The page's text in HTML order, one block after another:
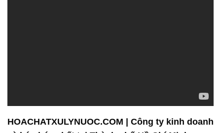
HOACHATXULYNUOC.COM | Công ty kinh doanh